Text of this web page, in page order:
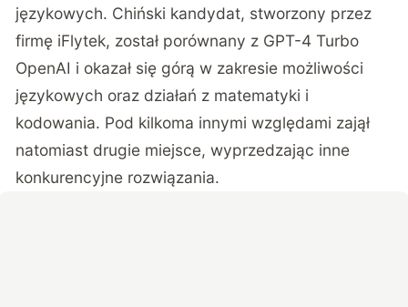
językowych. Chiński kandydat, stworzony przez
firmę iFlytek, został porównany z GPT-4 Turbo
OpenAI i okazał się górą w zakresie możliwości
językowych oraz działań z matematyki i
kodowania. Pod kilkoma innymi względami zajął
natomiast drugie miejsce, wyprzedzając inne
konkurencyjne rozwiązania.